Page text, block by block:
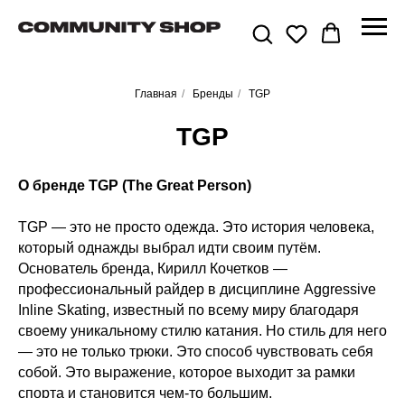
Главная / Бренды / TGP
TGP
О бренде TGP (The Great Person)
TGP — это не просто одежда. Это история человека,
который однажды выбрал идти своим путём.
Основатель бренда, Кирилл Кочетков —
профессиональный райдер в дисциплине Aggressive
Inline Skating, известный по всему миру благодаря
своему уникальному стилю катания. Но стиль для него
— это не только трюки. Это способ чувствовать себя
собой. Это выражение, которое выходит за рамки
спорта и становится чем-то большим.